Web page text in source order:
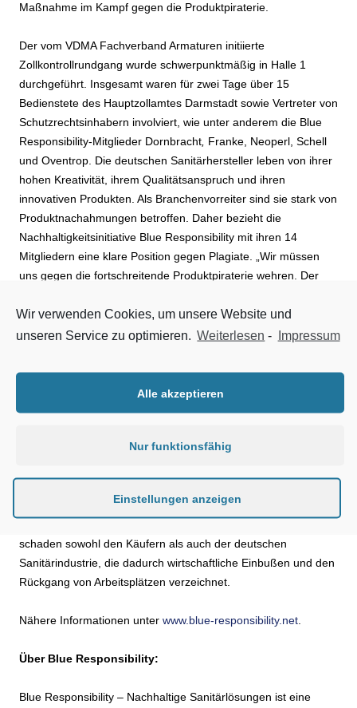
Maßnahme im Kampf gegen die Produktpiraterie.
Der vom VDMA Fachverband Armaturen initiierte
Zollkontrollrundgang wurde schwerpunktmäßig in Halle 1
durchgeführt. Insgesamt waren für zwei Tage über 15
Bedienstete des Hauptzollamtes Darmstadt sowie Vertreter von
Schutzrechtsinhabern involviert, wie unter anderem die Blue
Responsibility-Mitglieder Dornbracht Franke, Neoperl, Schell
und Oventrop. Die deutschen Sanitärhersteller leben von ihrer
hohen Kreativität, ihrem Qualitätsanspruch und ihren
innovativen Produkten. Als Branchenvorreiter sind sie stark von
Produktnachahmungen betroffen. Daher bezieht die
Nachhaltigkeitsinitiative Blue Responsibility mit ihren 14
Mitgliedern eine klare Position gegen Plagiate. „Wir müssen
uns gegen die fortschreitende Produktpiraterie wehren. Der
das Handwerk zu legen und öffentlichkeitswirksam ein Signal
zu setzen. Design lässt sich ansatzweise nachahmen –
Burchard, Sprecher der Initiative Blue Responsibility.
Im schlimmsten Fall sind die Plagiate mit umwelt- oder
Original und weisen deutlich schlechtere Ökobilanzen auf.
schaden sowohl den Käufern als auch der deutschen
Sanitärindustrie, die dadurch wirtschaftliche Einbußen und den
Rückgang von Arbeitsplätzen verzeichnet.
Nähere Informationen unter www.blue-responsibility.net
Über Blue Responsibility:
Blue Responsibility – Nachhaltige Sanitärlösungen ist eine
Wir verwenden Cookies, um unsere Website und
unseren Service zu optimieren. Weiterlesen - Impressum
Alle akzeptieren
Nur funktionsfähig
Einstellungen anzeigen